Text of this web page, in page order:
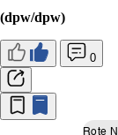
(dpw/dpw)
0